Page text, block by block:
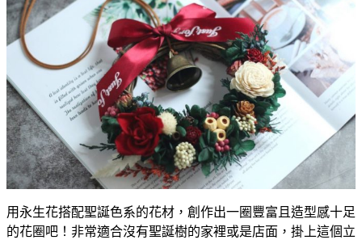
用永生花搭配聖誕色系的花材，創作出一圈豐富且造型感十足
的花圈吧！非常適合沒有聖誕樹的家裡或是店面，掛上這個立